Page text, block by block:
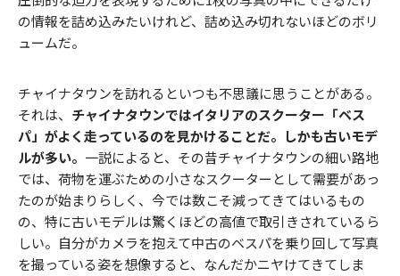
の情報を詰め込みたいけれど、詰め込み切れないほどのボリ
ュームだ。
チャイナタウンを訪れるといつも不思議に思うことがある。
それは、 チャイナタウンではイタリアのスクーター「ベス
パ」がよく走っているのを見かけることだ。しかも古いモデ
ルが多い。 一説によると、その昔チャイナタウンの細い路地
では、荷物を運ぶための小さなスクーターとして需要があっ
たのが始まりらしく、今では数こそ減ってきてはいるもの
の、特に古いモデルは驚くほどの高値で取引きされているら
しい。自分がカメラを抱えて中古のベスパを乗り回して写真
を撮っている姿を想像すると、なんだかニヤけてきてしま